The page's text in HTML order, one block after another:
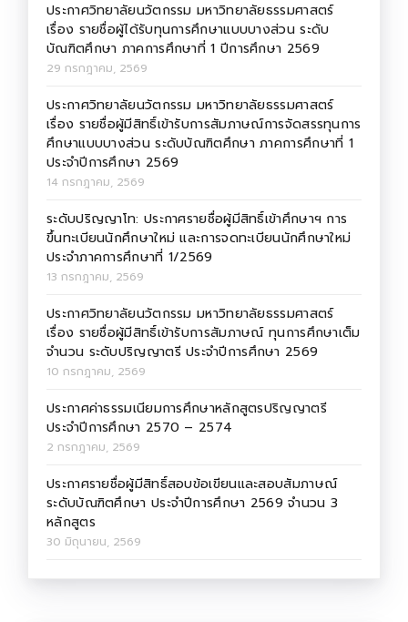
ประกาศวิทยาลัยนวัตกรรม มหาวิทยาลัยธรรมศาสตร์
เรื่อง รายชื่อผู้ได้รับทุนการศึกษาแบบบางส่วน ระดับ
บัณฑิตศึกษา ภาคการศึกษาที่ 1 ปีการศึกษา 2569
29 กรกฎาคม, 2569
ประกาศวิทยาลัยนวัตกรรม มหาวิทยาลัยธรรมศาสตร์
เรื่อง รายชื่อผู้มีสิทธิ์เข้ารับการสัมภาษณ์การจัดสรรทุนการ
ศึกษาแบบบางส่วน ระดับบัณฑิตศึกษา ภาคการศึกษาที่ 1
ประจำปีการศึกษา 2569
14 กรกฎาคม, 2569
ระดับปริญญาโท: ประกาศรายชื่อผู้มีสิทธิ์เข้าศึกษาฯ การ
ขึ้นทะเบียนนักศึกษาใหม่ และการจดทะเบียนนักศึกษาใหม่
ประจำภาคการศึกษาที่ 1/2569
13 กรกฎาคม, 2569
ประกาศวิทยาลัยนวัตกรรม มหาวิทยาลัยธรรมศาสตร์
เรื่อง รายชื่อผู้มีสิทธิ์เข้ารับการสัมภาษณ์ ทุนการศึกษาเต็ม
จำนวน ระดับปริญญาตรี ประจำปีการศึกษา 2569
10 กรกฎาคม, 2569
ประกาศค่าธรรมเนียมการศึกษาหลักสูตรปริญญาตรี
ประจำปีการศึกษา 2570 – 2574
2 กรกฎาคม, 2569
ประกาศรายชื่อผู้มีสิทธิ์สอบข้อเขียนและสอบสัมภาษณ์
ระดับบัณฑิตศึกษา ประจำปีการศึกษา 2569 จำนวน 3
หลักสูตร
30 มิถุนายน, 2569